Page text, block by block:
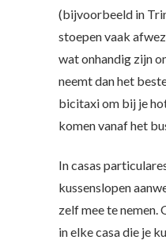
(bijvoorbeeld in
stoepen vaak
wat onhandig zijn
neemt dan het
bicitaxi om bij je
komen vanaf het
In casas
kussenslopen
zelf mee te nemen.
in elke casa die je